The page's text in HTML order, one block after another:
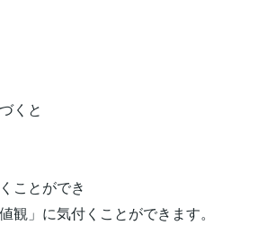
くと
ことができ
観」に気付くことができます。